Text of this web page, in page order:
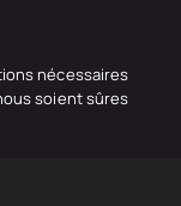
nécessaires
soient sûres